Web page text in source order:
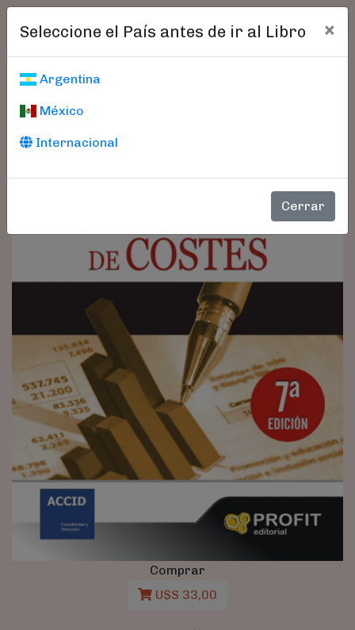
Seleccione el País antes de ir al Libro ×
Argentina
México
Internacional
Cerrar
Comprar
U$S 33,00